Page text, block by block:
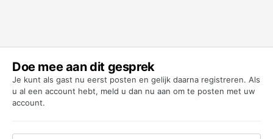
Doe mee aan dit gesprek
Je kunt als gast nu eerst posten en gelijk daarna registreren. Als
u al een account hebt, meld u dan nu aan om te posten met uw
account.